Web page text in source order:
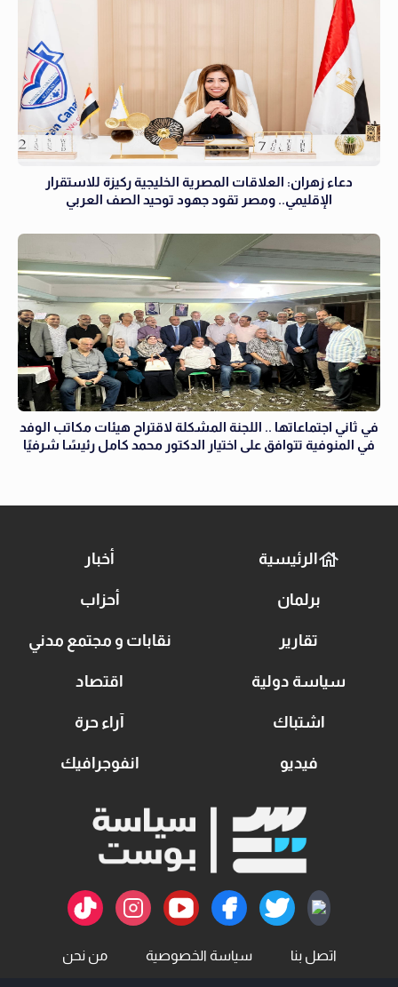
دعاء زهران: العلاقات المصرية الخليجية ركيزة للاستقرار
الإقليمي.. ومصر تقود جهود توحيد الصف العربي
في ثاني اجتماعاتها .. اللجنة المشكلة لاقتراح هيئات مكاتب الوفد
في المنوفية تتوافق على اختيار الدكتور محمد كامل رئيسًا شرفيًا
الرئيسية أخبار
برلمان أحزاب
تقارير نقابات و مجتمع مدني
سياسة دولية اقتصاد
اشتباك آراء حرة
فيديو انفوجرافيك
اتصل بنا سياسة الخصوصية من نحن